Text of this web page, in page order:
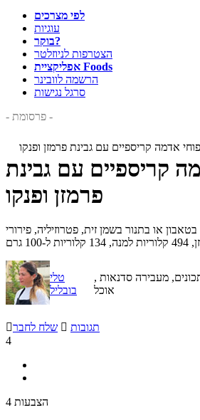
לפי מצרכים
עוגיות
בוקר?
הצטרפות לניוזלטר
אפליקציית Foods
הרשמה לוובינר
סרגל נגישות
- פרסומת -
אדמה קריספיים עם גבינת פרמזן ופנקו
קריספיים עם גבינת
פרמזן ופנקו
או בתנור בשמן זית, פטרוזיליה, פירורי
גרם
טלי
בובליל
, יוצרת מתכונים, מעבירה סדנאות
אוכל
שלח לחבר  תגובות
4
4 הצבעות